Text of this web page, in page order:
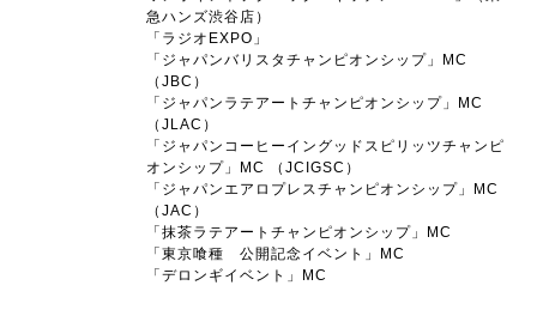
急ハンズ渋谷店）
「ラジオEXPO」
「ジャパンバリスタチャンピオンシップ」MC
（JBC）
「ジャパンラテアートチャンピオンシップ」MC
（JLAC）
「ジャパンコーヒーイングッドスピリッツチャンピ
オンシップ」MC （JCIGSC）
「ジャパンエアロプレスチャンピオンシップ」MC
（JAC）
「抹茶ラテアートチャンピオンシップ」MC
「東京喰種 公開記念イベント」MC
「デロンギイベント」MC